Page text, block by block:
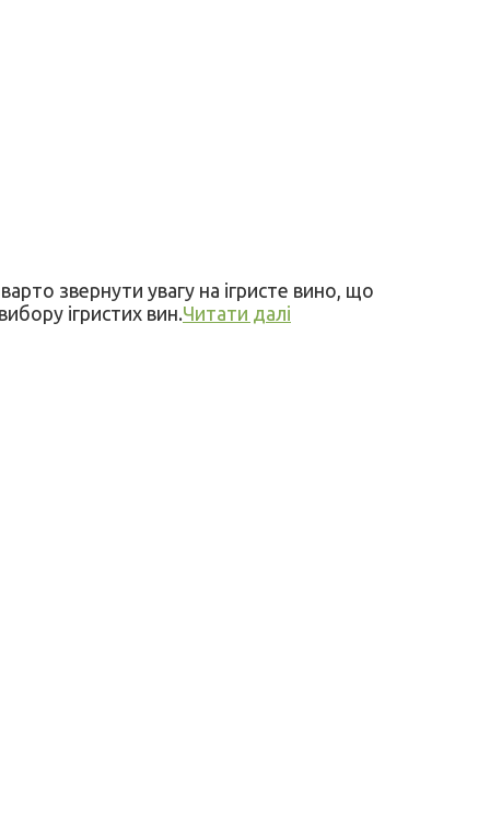
звернути увагу на ігристе вино, що
ігристих вин.Читати далі